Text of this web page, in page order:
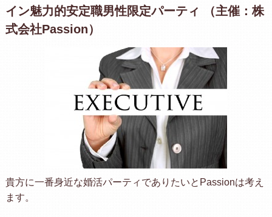
イン魅力的安定職男性限定パーティ （主催：株
式会社Passion）
貴方に一番身近な婚活パーティでありたいとPassionは考え
ます。